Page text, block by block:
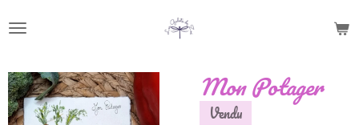
principal
Mon Potager
Vendu